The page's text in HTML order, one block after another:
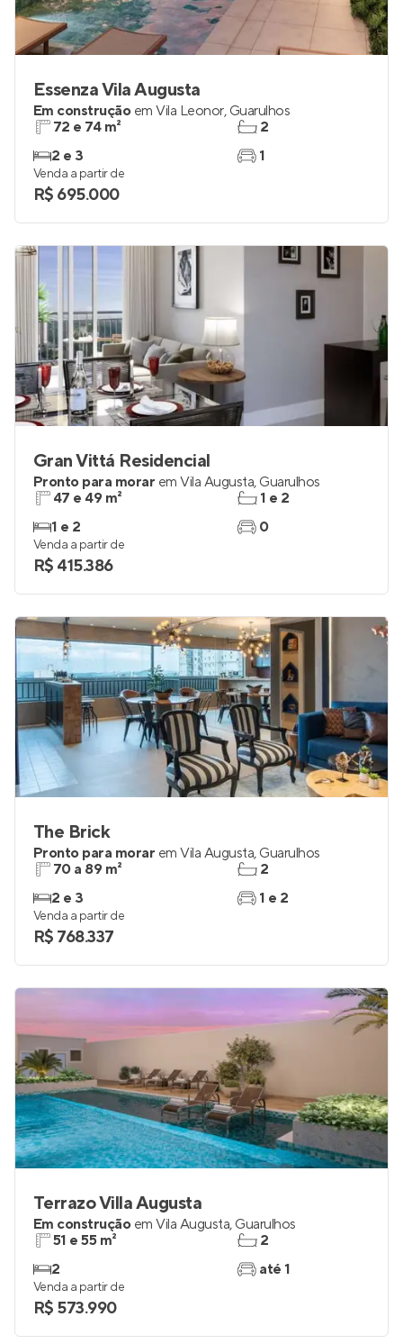
Essenza Vila Augusta
Em construção em Vila Leonor, Guarulhos
72 e 74 m²
2 e 3
2
1
Venda a partir de
R$ 695.000
Gran Vittá Residencial
Pronto para morar em Vila Augusta, Guarulhos
47 e 49 m²
1 e 2
1 e 2
0
Venda a partir de
R$ 415.386
The Brick
Pronto para morar em Vila Augusta, Guarulhos
70 a 89 m²
2 e 3
2
1 e 2
Venda a partir de
R$ 768.337
Terrazo Villa Augusta
Em construção em Vila Augusta, Guarulhos
51 e 55 m²
2
2
até 1
Venda a partir de
R$ 573.990